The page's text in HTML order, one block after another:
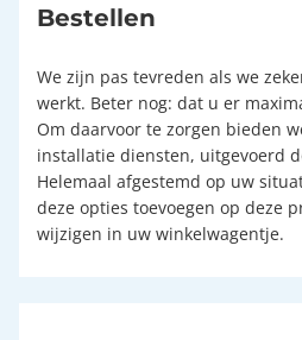
Bestellen
We zijn pas tevreden als we
werkt. Beter nog: dat u er
Om daarvoor te zorgen bieden
installatie diensten, uitgevoerd
Helemaal afgestemd op uw
deze opties toevoegen op deze
wijzigen in uw winkelwagentje.